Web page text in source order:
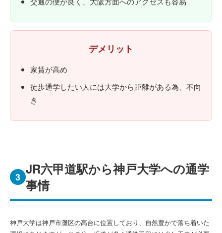
デメリット
家賃が高め
徒歩通学したい人には大学から距離がある為、不向
き
3 JR六甲道駅から神戸大学への通学
事情
神戸大学は神戸市灘区の高台に位置しており、自然豊かで落ち着いた